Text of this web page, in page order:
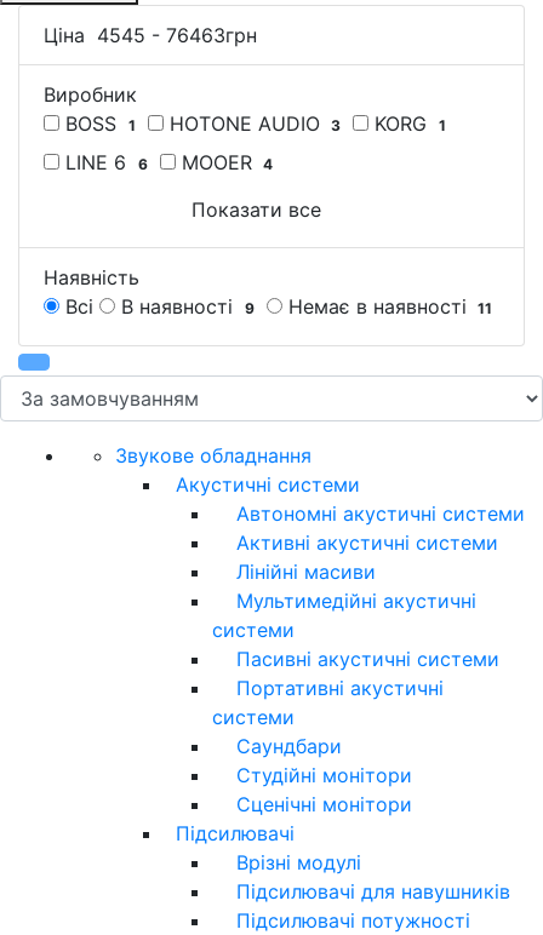
Ціна 4545 - 76463грн
Виробник
BOSS
1 HOTONE AUDIO 3 KORG 1
LINE 6 6 MOOER 4
Показати все
Наявність
Всі
В наявності 9 Немає в наявності 11
Звукове обладнання
Акустичні системи
Автономні акустичні системи
Активні акустичні системи
Лінійні масиви
Мультимедійні акустичні
системи
Пасивні акустичні системи
Портативні акустичні
системи
Саундбари
Студійні монітори
Сценічні монітори
Підсилювачі
Врізні модулі
Підсилювачі для навушників
Підсилювачі потужності